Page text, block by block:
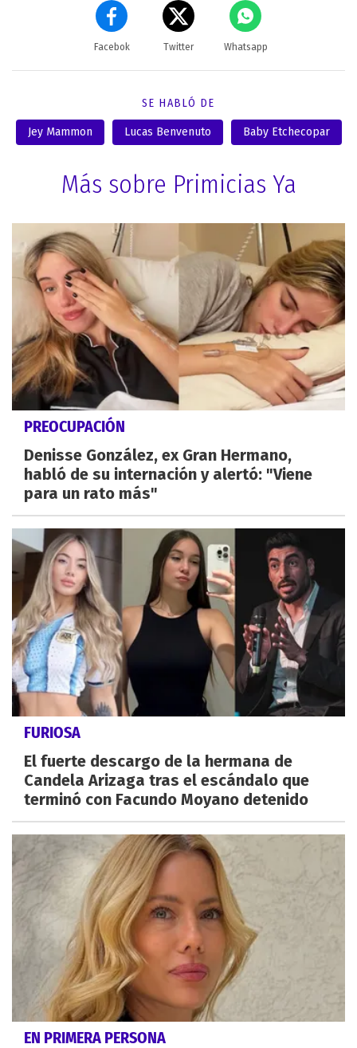
Facebok Twitter Whatsapp
SE HABLÓ DE
Jey Mammon Lucas Benvenuto Baby Etchecopar
Más sobre Primicias Ya
PREOCUPACIÓN
Denisse González, ex Gran Hermano,
habló de su internación y alertó: "Viene
para un rato más"
FURIOSA
El fuerte descargo de la hermana de
Candela Arizaga tras el escándalo que
terminó con Facundo Moyano detenido
EN PRIMERA PERSONA